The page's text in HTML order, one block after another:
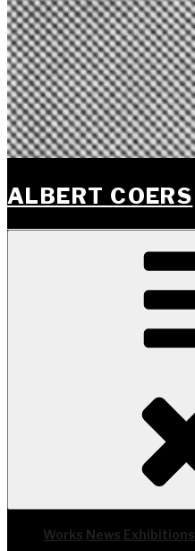
ALBERT COERS
Works News Exhi­bi­ti­ons